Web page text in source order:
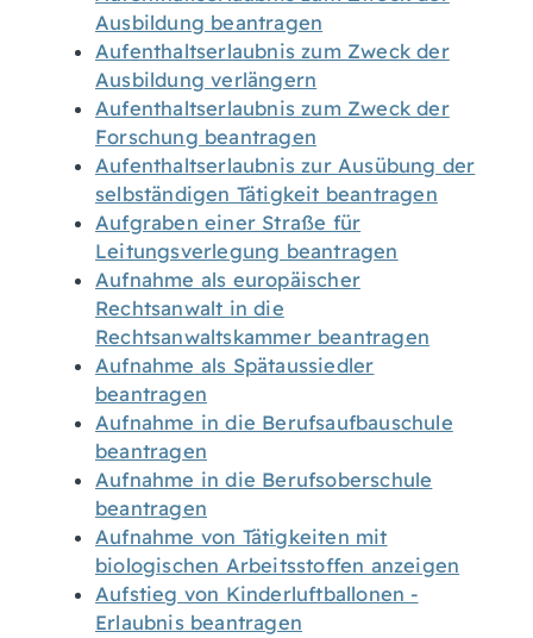
Ausbildung beantragen
Aufenthaltserlaubnis zum Zweck der
Ausbildung verlängern
Aufenthaltserlaubnis zum Zweck der
Forschung beantragen
Aufenthaltserlaubnis zur Ausübung der
selbständigen Tätigkeit beantragen
Aufgraben einer Straße für
Leitungsverlegung beantragen
Aufnahme als europäischer
Rechtsanwalt in die
Rechtsanwaltskammer beantragen
Aufnahme als Spätaussiedler
beantragen
Aufnahme in die Berufsaufbauschule
beantragen
Aufnahme in die Berufsoberschule
beantragen
Aufnahme von Tätigkeiten mit
biologischen Arbeitsstoffen anzeigen
Aufstieg von Kinderluftballonen -
Erlaubnis beantragen